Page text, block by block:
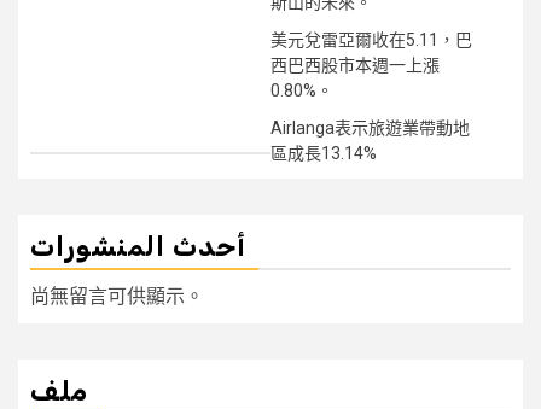
美元兌雷亞爾收在5.11，巴
西巴西股市本週一上漲
0.80%。
Airlanga表示旅遊業帶動地
區成長13.14%
أحدث المنشورات
尚無留言可供顯示。
ملف